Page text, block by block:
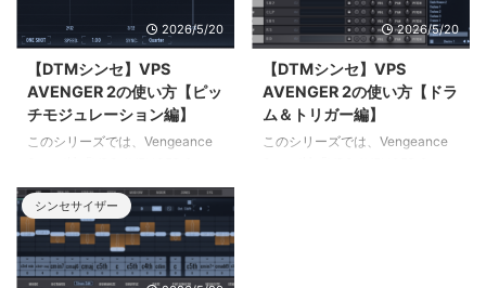
（MOD ENVタブ）」の使い方を
ご紹介します。
2026/5/20
【DTMシンセ】VPS
AVENGER 2の使い方【ピッ
チモジュレーション編】
このシリーズでは、Vengeance
使い方をまとめています。このペ
ージでは、画面中央下側にある
「ピッチモジュレーション
（PITCHタブ）」の使い方をご紹
介します。
2026/5/20
【DTMシンセ】VPS
AVENGER 2の使い方【ドラ
ム＆トリガー編】
このシリーズでは、Vengeance
シンセサイザー